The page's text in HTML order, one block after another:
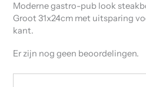
Moderne gastro-pub look
Groot 31x24cm met uitsparing
kant.
Er zijn nog geen beoordelingen.